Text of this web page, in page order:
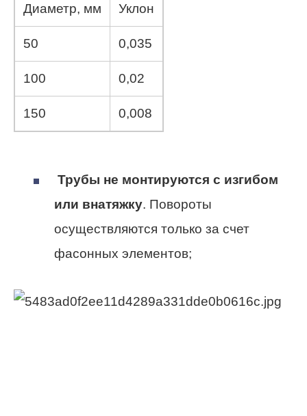
Диаметр, мм Уклон
50 0,035
100 0,02
150 0,008
Трубы не монтируются с изгибом
или внатяжку. Повороты
осуществляются только за счет
фасонных элементов;